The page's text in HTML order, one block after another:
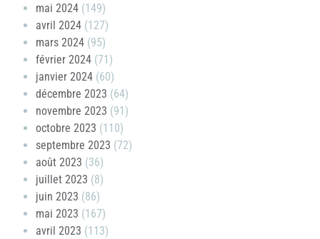
mai 2024 (149)
avril 2024 (127)
mars 2024 (95)
février 2024 (71)
janvier 2024 (60)
décembre 2023 (64)
novembre 2023 (91)
octobre 2023 (110)
septembre 2023 (72)
août 2023 (36)
juillet 2023 (8)
juin 2023 (86)
mai 2023 (167)
avril 2023 (113)